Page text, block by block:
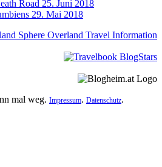
Road 25. Juni 2018
29. Mai 2018
mal weg. Impressum. Datenschutz.